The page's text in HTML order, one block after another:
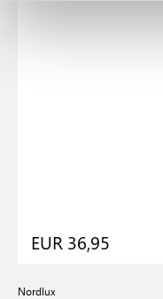
EUR 36,95
Nordlux